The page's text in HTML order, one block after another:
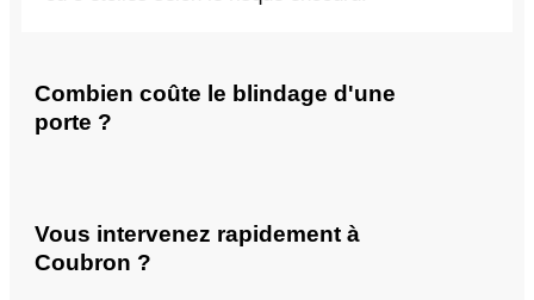
Combien coûte le blindage d'une
porte ?
Vous intervenez rapidement à
Coubron ?